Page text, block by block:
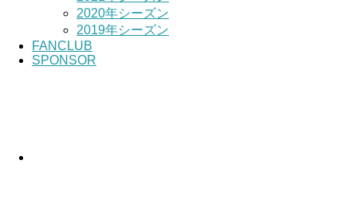
2020年シーズン
2019年シーズン
FANCLUB
SPONSOR